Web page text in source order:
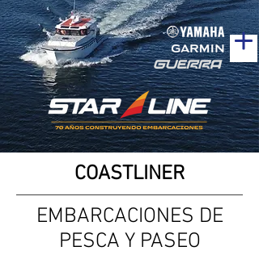
COASTLINER
EMBARCACIONES DE
PESCA Y PASEO